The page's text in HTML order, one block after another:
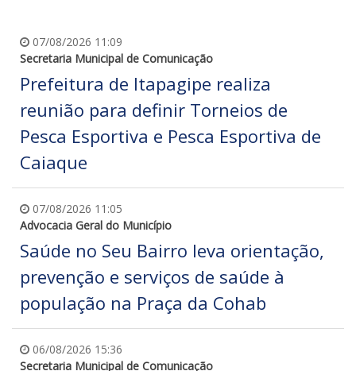
07/08/2026 11:09
Secretaria Municipal de Comunicação
Prefeitura de Itapagipe realiza
reunião para definir Torneios de
Pesca Esportiva e Pesca Esportiva de
Caiaque
07/08/2026 11:05
Advocacia Geral do Município
Saúde no Seu Bairro leva orientação,
prevenção e serviços de saúde à
população na Praça da Cohab
06/08/2026 15:36
Secretaria Municipal de Comunicação